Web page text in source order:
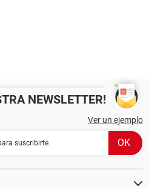
NEWSLETTER!
Ver un ejemplo